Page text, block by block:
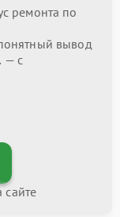
ремонта по
вывод
— с
сайте